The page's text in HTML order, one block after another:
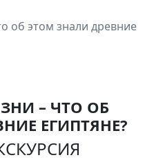
об этом знали древние
– ЧТО ОБ
ЕГИПТЯНЕ?